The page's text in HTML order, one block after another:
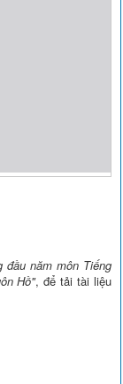
năm môn Tiếng
Hồ", để tải tài liệu